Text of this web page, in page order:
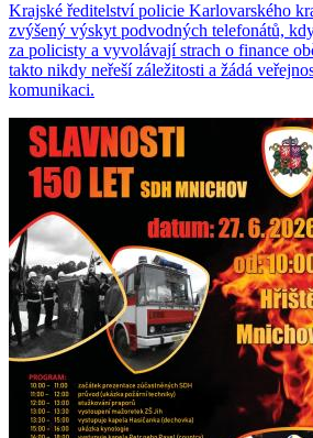
Krajské ředitelství policie Karlovarského
zvýšený výskyt podvodných telefonátů,
za policisty a vyvolávají strach o finance
takto nikdy neřeší záležitosti a žádá
komunikaci.